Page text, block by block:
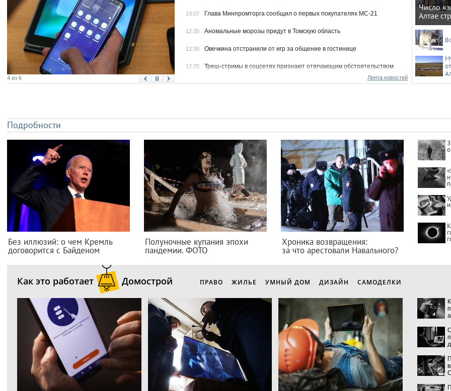
4 из 6
13:07 Глава Минпромторга сообщил о первых покупателях МС-21
12:35 Аномальные морозы придут в Томскую область
12:30 Овечкина отстранили от игр за общение в гостинице
12:25 Треш-стримы в соцсетях признают отягчающим обстоятельством
12:08 Более 80% россиян выразили недовольство зарплатами
11:41
Фигуристка Медведева проведет мастер-классы для детей
Владыка в СИЗе окропил святой водой ковидный госпиталь в
Кузбассе
Лента новостей
Число
Алтае
Подробности
Без иллюзий: о чем Кремль
договорится с Байденом
Полуночные купания эпохи
пандемии. ФОТО
Хроника возвращения:
за что арестовали Навального?
Как это работает Домострой ПРАВО ЖИЛЬЕ УМНЫЙ ДОМ ДИЗАЙН САМОДЕЛКИ